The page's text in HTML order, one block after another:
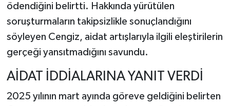
ödendiğini belirtti. Hakkında yürütülen
soruşturmaların takipsizlikle sonuçlandığını
söyleyen Cengiz, aidat artışlarıyla ilgili eleştirilerin
gerçeği yansıtmadığını savundu.
AİDAT İDDİALARINA YANIT VERDİ
2025 yılının mart ayında göreve geldiğini belirten